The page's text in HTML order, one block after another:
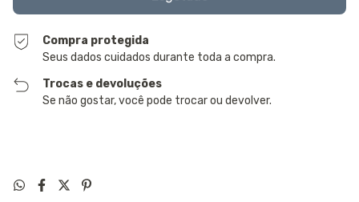
Compra protegida
Seus dados cuidados durante toda a compra.
Trocas e devoluções
Se não gostar, você pode trocar ou devolver.